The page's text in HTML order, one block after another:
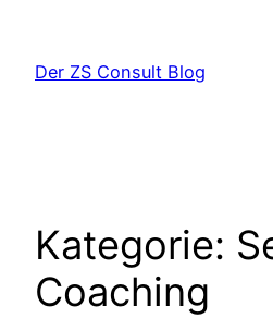
springen
Der ZS Consult Blog
Kategorie:
Coaching